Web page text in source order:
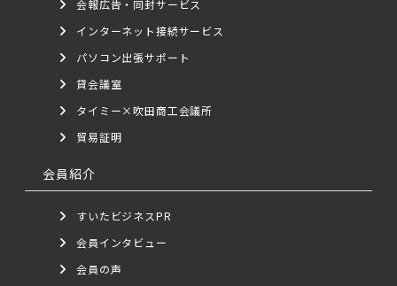
会報広告・同封サービス
インターネット接続サービス
パソコン出張サポート
貸会議室
タイミー×吹田商工会議所
貿易証明
会員紹介
すいたビジネスPR
会員インタビュー
会員の声